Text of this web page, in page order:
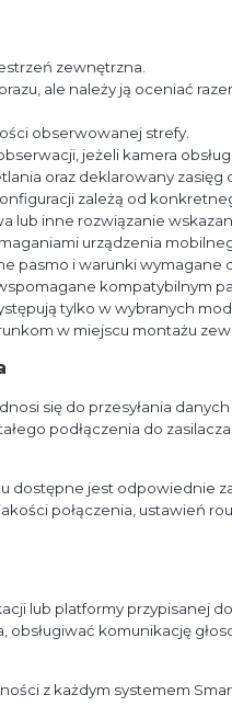
zewnętrzna.
ale należy ją oceniać
obserwowanej strefy.
jeżeli kamera
oraz deklarowany zasięg
zależą od
lub inne rozwiązanie
urządzenia
pasmo i warunki wymagane
kompatybilnym
tylko w wybranych
w miejscu montażu
się do przesyłania
podłączenia do
dostępne jest odpowiednie
połączenia, ustawień
lub platformy przypisanej
komunikację
z każdym systemem